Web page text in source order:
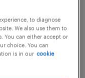
製造）
to diagnose
We also use them to
You can either accept or
choice. You can
is in our cookie